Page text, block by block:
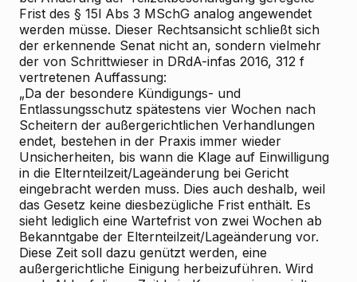
Frist des § 15l Abs 3 MSchG analog angewendet
werden müsse. Dieser Rechtsansicht schließt sich
der erkennende Senat nicht an, sondern vielmehr
der von Schrittwieser in DRdA-infas 2016, 312 f
vertretenen Auffassung:
„Da der besondere Kündigungs- und
Entlassungsschutz spätestens vier Wochen nach
Scheitern der außergerichtlichen Verhandlungen
endet, bestehen in der Praxis immer wieder
Unsicherheiten, bis wann die Klage auf Einwilligung
in die Elternteilzeit/Lageänderung bei Gericht
eingebracht werden muss. Dies auch deshalb, weil
das Gesetz keine diesbezügliche Frist enthält. Es
sieht lediglich eine Wartefrist von zwei Wochen ab
Bekanntgabe der Elternteilzeit/Lageänderung vor.
Diese Zeit soll dazu genützt werden, eine
außergerichtliche Einigung herbeizuführen. Wird